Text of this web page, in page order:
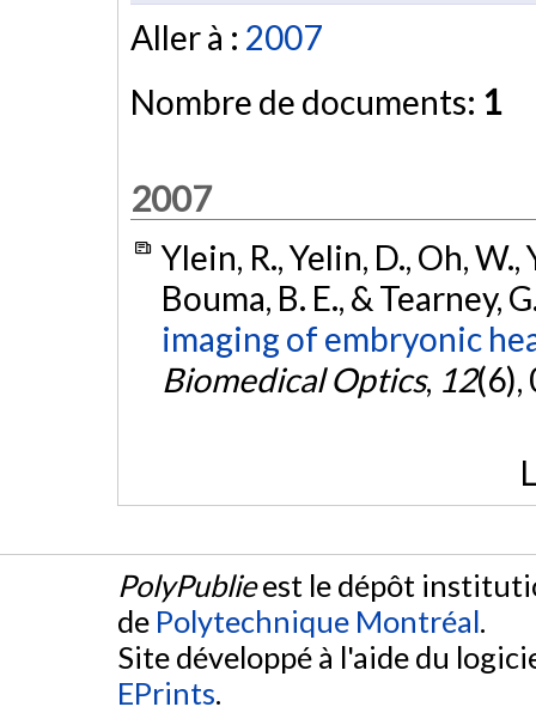
Aller à : 2007
Nombre de documents: 1
2007
Ylein, R., Yelin, D., Oh, W.,
Bouma, B. E., & Tearney,
imaging of embryonic
Biomedical Optics, 12(6),
PolyPublieest le dépôt
de Polytechnique Montréal.
Site développé à l'aide du
EPrints.